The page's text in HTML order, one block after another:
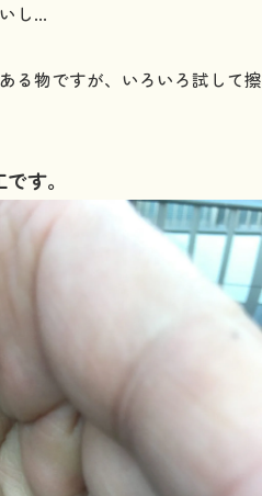
し...
る物ですが、いろいろ試して擦
す。